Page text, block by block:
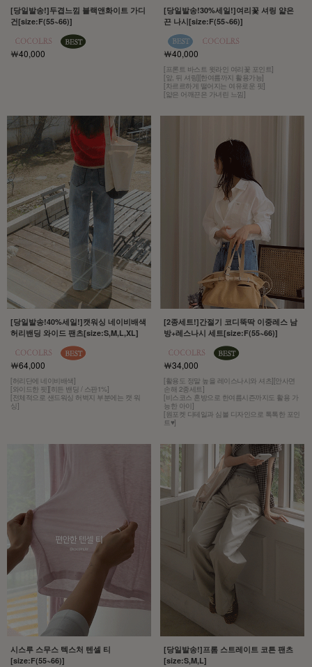
[당일발송!]두겹느낌 블랙앤화이트 가디
건[size:F(55~66)]
￦40,000
[당일발송!30%세일!]여리꽃 셔링 얇은
끈 나시[size:F(55~66)]
￦40,000
[프론트 바스트 윗라인 여리꽃 포인트]
[앞, 뒤 셔링][한여름까지 활용가능]
[차르르하게 떨어지는 여유로운 핏]
[얇은 어깨끈은 가녀린 느낌]
[당일발송!40%세일!]캣워싱 네이비배색
허리밴딩 와이드 팬츠[size:S,M,L,XL]
￦64,000
[허리단에 네이비배색]
[와이드한 핏][히든 밴딩 / 스판1%]
[전체적으로 샌드워싱 허벅지 부분에는 캣 워
싱]
[2종세트!]간절기 코디뚝딱 이중레스 남
방+레스나시 세트[size:F(55~66)]
￦34,000
[활용도 정말 높을 레이스나시와 셔츠][안사면
손해 2종세트]
[비스코스 혼방으로 한여름시즌까지도 활용 가
능한 아이]
[원포켓 디테일과 심볼 디자인으로 톡톡한 포인
트♥]
시스루 스무스 텍스처 텐셀 티
[size:F(55~66)]
[당일발송!]프롬 스트레이트 코튼 팬츠
[size:S,M,L]